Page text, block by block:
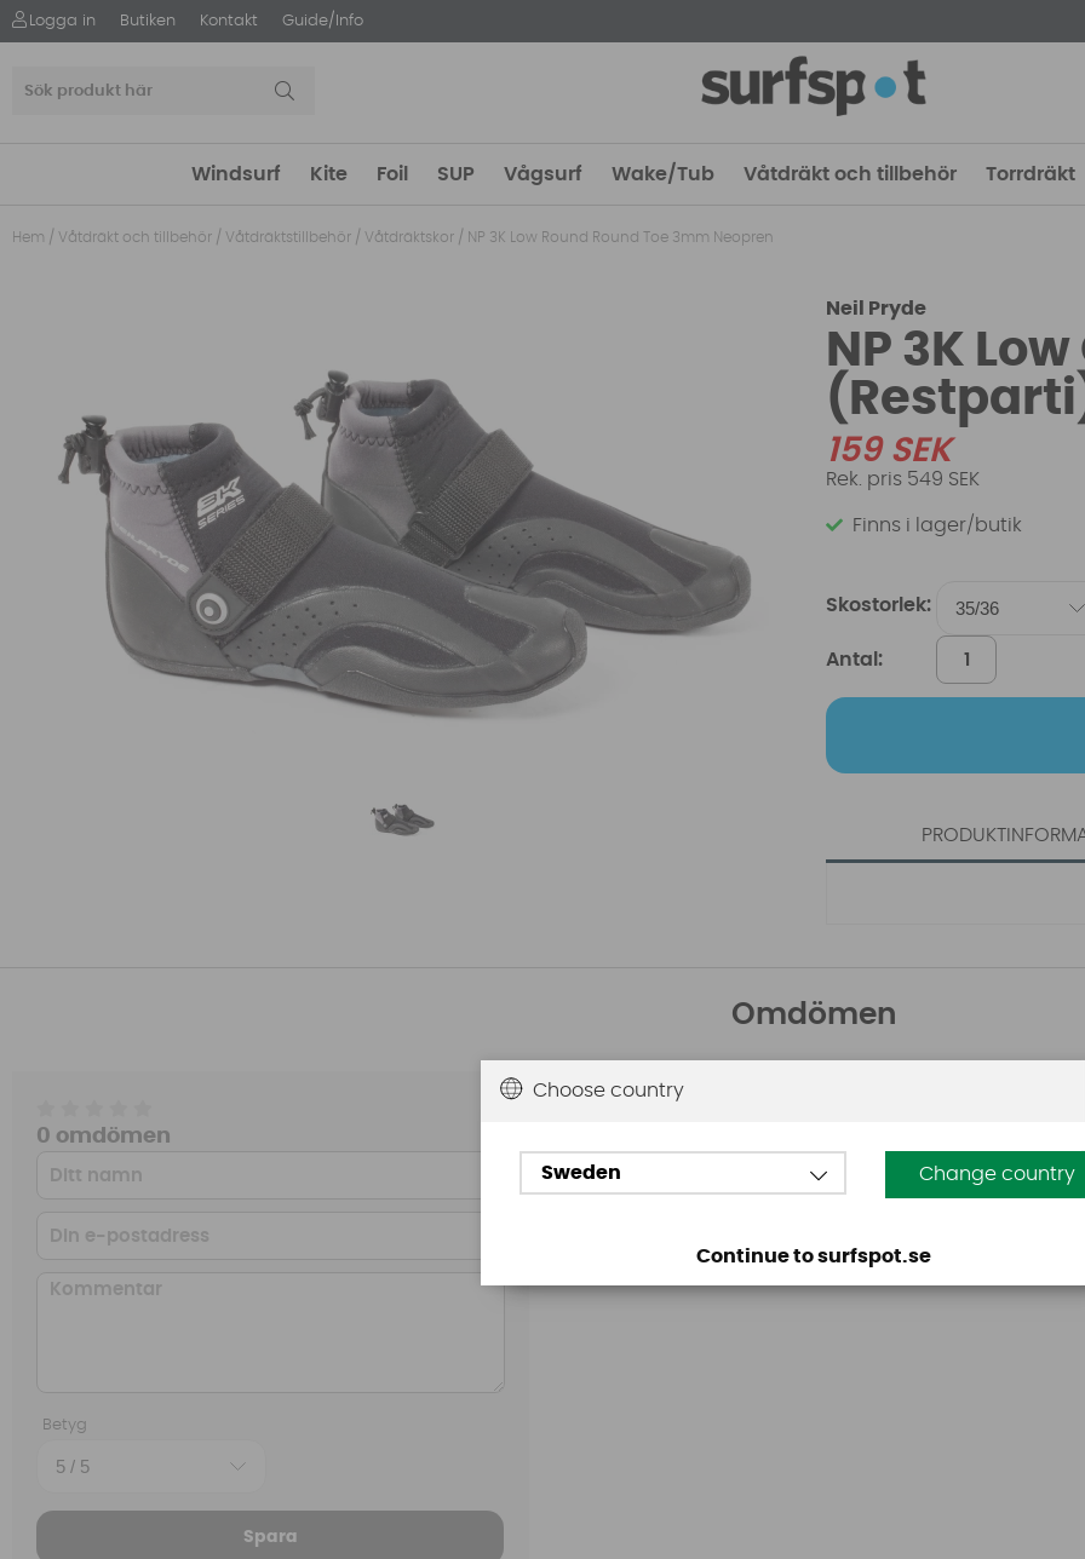
Logga in Butiken Kontakt Guide/Info
Windsurf Kite Foil SUP Vågsurf Wake/Tub Våtdräkt och tillbehör Torrdräkt
Hem / Våtdräkt och tillbehör / Våtdräktstillbehör / Våtdräktskor / NP 3K Low Round Round Toe 3mm Neopren
Neil Pryde
NP 3K
159SEK
549 SEK
Finns i lager/butik
Skostorlek:
Antal:
Omdömen
0 omdömen
Betyg
Spara
Den här produkten har inga recensioner. Du måste
Choose country
Sweden Change country
Continue to surfspot.se